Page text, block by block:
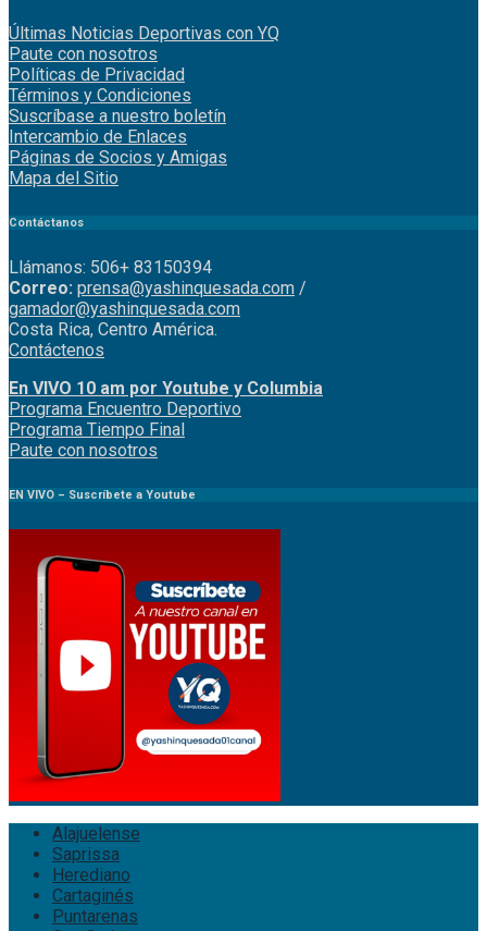
Últimas Noticias Deportivas con YQ
Paute con nosotros
Políticas de Privacidad
Términos y Condiciones
Suscríbase a nuestro boletín
Intercambio de Enlaces
Páginas de Socios y Amigas
Mapa del Sitio
Contáctanos
Llámanos: 506+ 83150394
Correo: prensa@yashinquesada.com /
gamador@yashinquesada.com
Costa Rica, Centro América.
Contáctenos
En VIVO 10 am por Youtube y Columbia
Programa Encuentro Deportivo
Programa Tiempo Final
Paute con nosotros
EN VIVO – Suscríbete a Youtube
Alajuelense
Saprissa
Herediano
Cartaginés
Puntarenas